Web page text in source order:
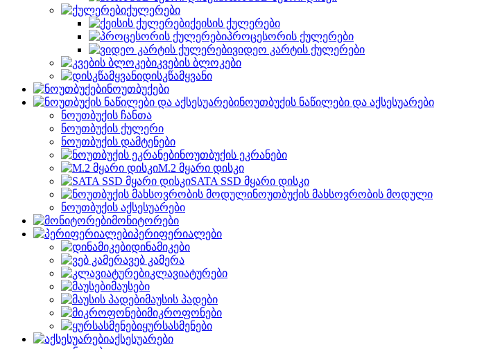
ქულერები
ქეისის ქულერები
პროცესორის ქულერები
ვიდეო კარტის ქულერები
კვების ბლოკები
დისკწამყვანი
ნოუთბუქები
ნოუთბუქის ნაწილები და აქსესუარები
ნოუთბუქის ჩანთა
ნოუთბუქის ქულერი
ნოუთბუქის დამტენები
ნოუთბუქის ეკრანები
M.2 მყარი დისკი
SATA SSD მყარი დისკი
ნოუთბუქის მახსოვრობის მოდული
ნოუთბუქის აქსესუარები
მონიტორები
პერიფერიალები
დინამიკები
ვებ კამერა
კლავიატურები
მაუსები
მაუსის პადები
მიკროფონები
ყურსასმენები
აქსესუარები